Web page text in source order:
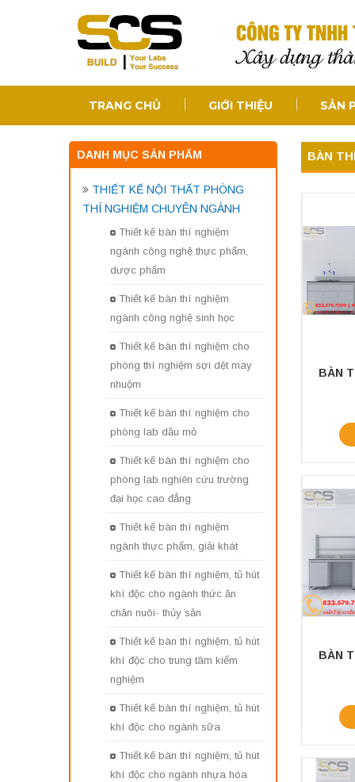
TRANG CHỦ GIỚI THIỆU SẢN
DANH MỤC SẢN PHẨM
THIẾT KẾ NỘI THẤT PHÒNG
THÍ NGHIỆM CHUYÊN NGÀNH
Thiết kế bàn thí nghiệm
ngành công nghệ thực phẩm,
dược phẩm
Thiết kế bàn thí nghiệm
ngành công nghệ sinh học
Thiết kế bàn thí nghiệm cho
phòng thí nghiệm sợi dệt may
nhuộm
Thiết kế bàn thí nghiệm cho
phòng lab dầu mỏ
Thiết kế bàn thí nghiệm cho
phòng lab nghiên cứu trường
đại học cao đẳng
Thiết kế bàn thí nghiệm
ngành thực phẩm, giải khát
Thiết kế bàn thí nghiệm, tủ hút
khí độc cho ngành thức ăn
chăn nuôi- thủy sản
Thiết kế bàn thí nghiệm, tủ hút
khí độc cho trung tâm kiểm
nghiệm
Thiết kế bàn thí nghiệm, tủ hút
khí độc cho ngành sữa
Thiết kế bàn thí nghiệm, tủ hút
khí độc cho ngành nhựa hóa
BÀN